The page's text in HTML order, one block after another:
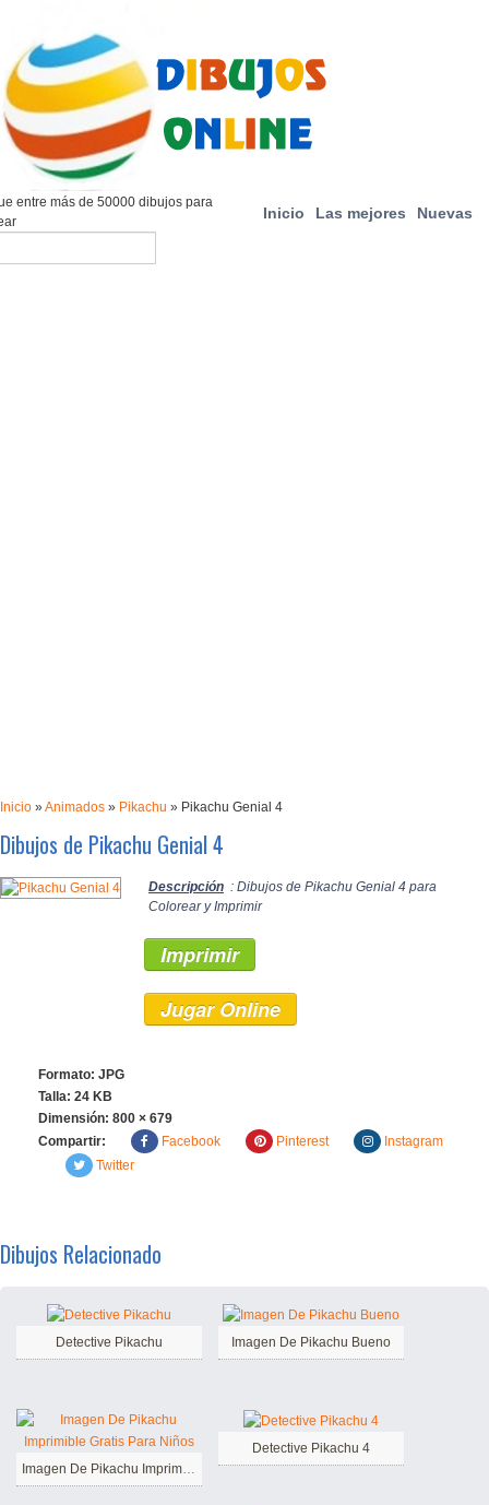
Inicio Las mejores Nuevas
entre más de 50000 dibujos para
Inicio »Animados » Pikachu » Pikachu Genial 4
Dibujos de Pikachu Genial 4
Descripción : Dibujos de Pikachu Genial 4 para
Colorear y Imprimir
Imprimir
Jugar Online
Formato: JPG
Talla: 24 KB
Dimensión: 800 × 679
Compartir:
Facebook Pinterest
Instagram
Twitter
Dibujos Relacionado
Detective Pikachu Imagen De Pikachu Bueno
Imagen De Pikachu Imprimible Gratis Para Niños
Detective Pikachu 4